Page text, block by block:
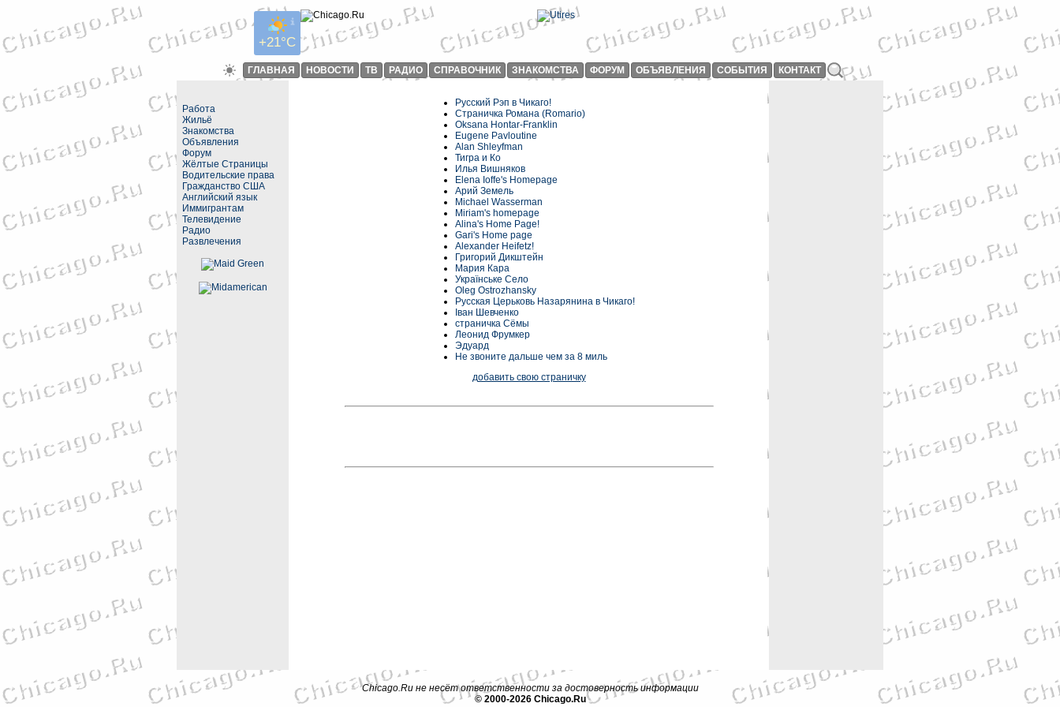
+21°C
ГЛАВНАЯ НОВОСТИ ТВ РАДИО СПРАВОЧНИК ЗНАКОМСТВА ФОРУМ ОБЪЯВЛЕНИЯ СОБЫТИЯ КОНТАКТ
Работа
Жильё
Знакомства
Объявления
Форум
Жёлтые Страницы
Водительские права
Гражданство США
Английский язык
Иммигрантам
Телевидение
Радио
Развлечения
Русский Рэп в Чикаго!
Страничка Романа (Romario)
Oksana Hontar-Franklin
Eugene Pavloutine
Alan Shleyfman
Тигра и Ко
Илья Вишняков
Elena Ioffe's Homepage
Aрий Земель
Michael Wasserman
Miriam's homepage
Alina's Home Page!
Gari's Home page
Alexander Heifetz!
Григорий Дикштейн
Мария Кара
Українське Село
Oleg Ostrozhansky
Русская Церьковь Назарянина в Чикаго!
Iван Шевченкo
страничка Сёмы
Леонид Фрумкер
Эдуард
Не звоните дальше чем за 8 миль
добавить свою страничку
Chicago.Ru не несёт ответственности за достоверность информации
© 2000-2026 Chicago.Ru